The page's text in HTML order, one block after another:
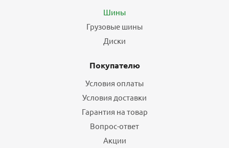
Шины
Грузовые шины
Диски
Покупателю
Условия оплаты
Условия доставки
Гарантия на товар
Вопрос-ответ
Акции